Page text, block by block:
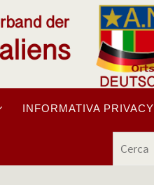
INFORMATIVA PRIVACY